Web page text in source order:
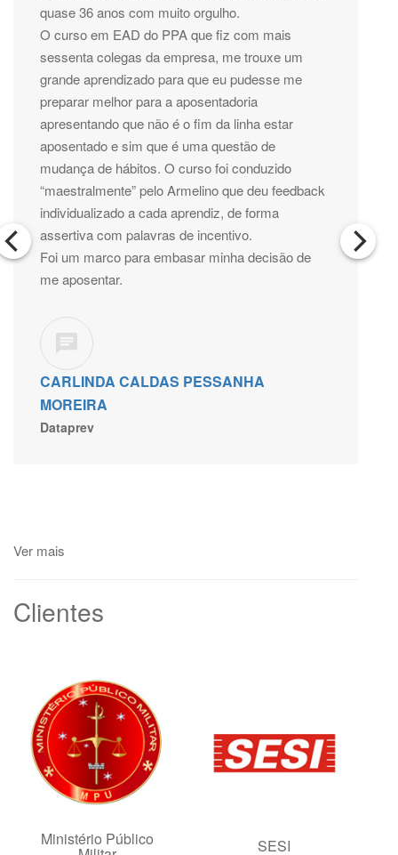
CARLINDA CALDAS PESSANHA
MOREIRA
Dataprev
quase 36 anos com muito orgulho.
O curso em EAD do PPA que fiz com mais
sessenta colegas da empresa, me trouxe um
grande aprendizado para que eu pudesse me
preparar melhor para a aposentadoria
apresentando que não é o fim da linha estar
aposentado e sim que é uma questão de
mudança de hábitos. O curso foi conduzido
“maestralmente” pelo Armelino que deu feedback
individualizado a cada aprendiz, de forma
assertiva com palavras de incentivo.
Foi um marco para embasar minha decisão de
me aposentar.
Ver mais
Clientes
Ministério Público SESI